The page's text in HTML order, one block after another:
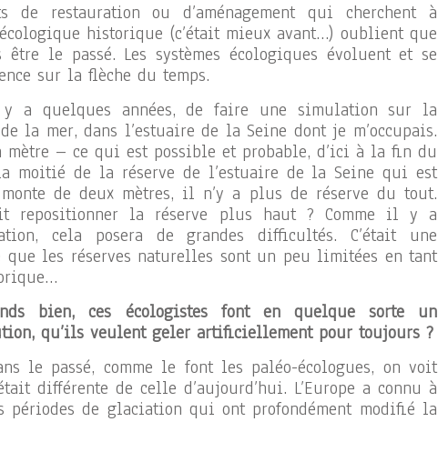
de restauration ou d’aménagement qui cherchent à
historique (c’était mieux avant…) oublient que
le passé. Les systèmes écologiques évoluent et se
sur la flèche du temps.
y a quelques années, de faire une simulation sur la
la mer, dans l’estuaire de la Seine dont je m’occupais.
mètre – ce qui est possible et probable, d’ici à la fin du
moitié de la réserve de l’estuaire de la Seine qui est
de deux mètres, il n’y a plus de réserve du tout.
repositionner la réserve plus haut ? Comme il y a
cela posera de grandes difficultés. C’était une
que les réserves naturelles sont un peu limitées en tant
bien, ces écologistes font en quelque sorte un
qu’ils veulent geler artificiellement pour toujours ?
le passé, comme le font les paléo-écologues, on voit
différente de celle d’aujourd’hui. L’Europe a connu à
périodes de glaciation qui ont profondément modifié la